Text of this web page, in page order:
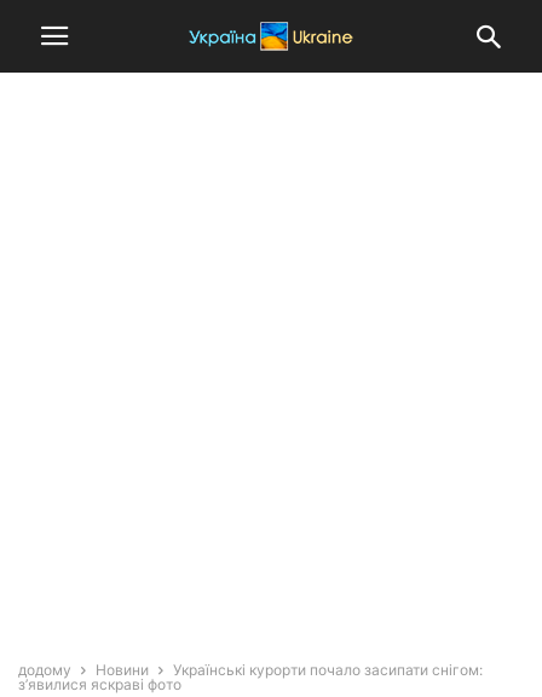
додому Новини
Українські курорти почало засипати снігом:
з’явилися яскраві фото